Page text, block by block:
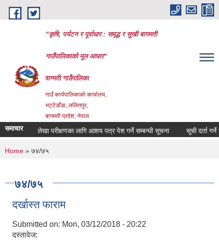
Skip to main content
"कृषि, पर्यटन र पूर्वाधार : समृद्ध र सुखी बागमती
गाउँपालिकाको मूल आधार"
वाग्मती गाउँपालिका
गाउँ कार्यपालिकाको कार्यालय,
भट्टेडाँडा, ललितपुर,
बागमती प्रदेश, नेपाल
समाचार लेखा परीक्षणका लागि आशय पत्र पेश गर्ने सम्बन्धी सूचना सूची दर्ता गर्ने
You are here
Home » ७४/७५
७४/७५
दर्खास्त फाराम
Submitted on: Mon, 03/12/2018 - 20:22
दस्तावेज: